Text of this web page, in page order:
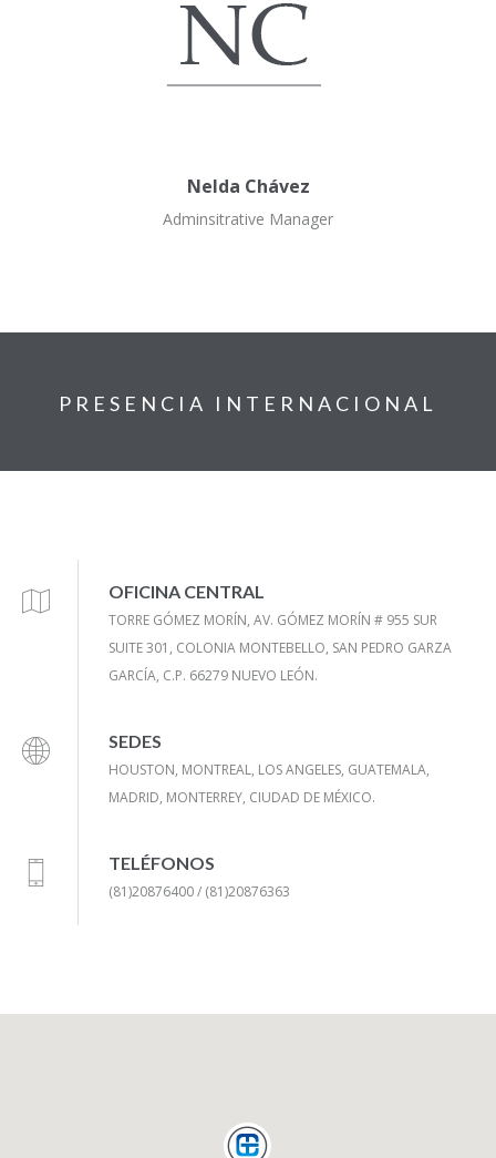
Nelda Chávez
Adminsitrative Manager
PRESENCIA INTERNACIONAL
OFICINA CENTRAL
TORRE GÓMEZ MORÍN, AV. GÓMEZ MORÍN # 955 SUR
SUITE 301, COLONIA MONTEBELLO, SAN PEDRO GARZA
GARCÍA, C.P. 66279 NUEVO LEÓN.
SEDES
HOUSTON, MONTREAL, LOS ANGELES, GUATEMALA,
MADRID, MONTERREY, CIUDAD DE MÉXICO.
TELÉFONOS
(81)20876400 / (81)20876363